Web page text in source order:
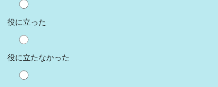
役に立った
役に立たなかった